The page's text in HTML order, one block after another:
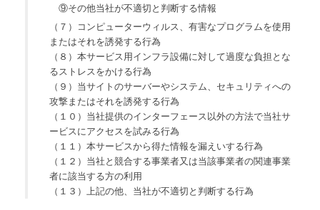
⑨その他当社が不適切と判断する情報
（７）コンピューターウィルス、有害なプログラムを使用
またはそれを誘発する行為
（８）本サービス用インフラ設備に対して過度な負担とな
るストレスをかける行為
（９）当サイトのサーバーやシステム、セキュリティへの
攻撃またはそれを誘発する行為
（１０）当社提供のインターフェース以外の方法で当社サ
ービスにアクセスを試みる行為
（１１）本サービスから得た情報を漏えいする行為
（１２）当社と競合する事業者又は当該事業者の関連事業
者に該当する方の利用
（１３）上記の他、当社が不適切と判断する行為